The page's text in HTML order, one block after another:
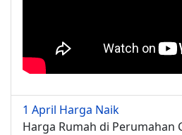
1 April Harga Naik
Harga Rumah di Perumahan